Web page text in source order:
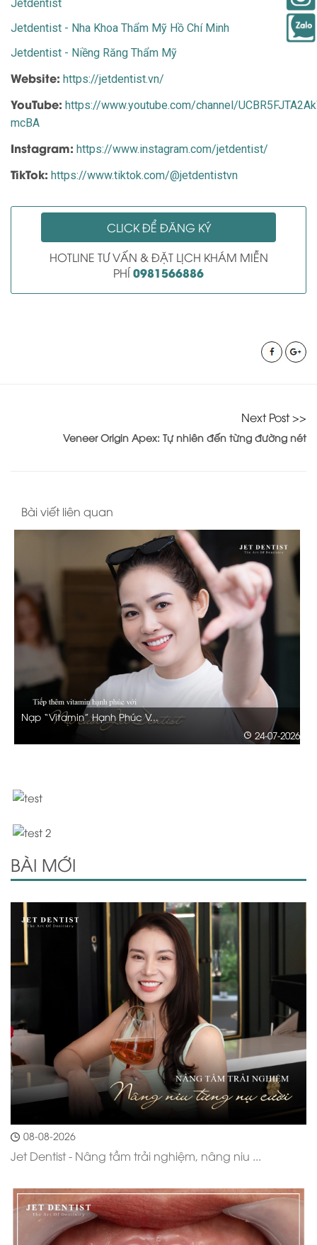
Jetdentist
Jetdentist - Nha Khoa Thẩm Mỹ Hồ Chí Minh
Jetdentist - Niềng Răng Thẩm Mỹ
Website: https://jetdentist.vn/
YouTube: https://www.youtube.com/channel/
mcBA
Instagram: https://www.instagram.com/jetdentist/
TikTok: https://www.tiktok.com/@jetdentistvn
CLICK ĐỂ ĐĂNG KÝ
HOTLINE TƯ VẤN & ĐẶT LỊCH KHÁM MIỄN
PHÍ0981566886
Next Post >>
Veneer Origin Apex: Tự nhiên đến từng đường nét
Bài viết liên quan
Nạp “Vitamin” Hạnh Phúc V...
24-07-2026
BÀI MỚI
08-08-2026
Jet Dentist - Nâng tầm trải nghiệm, nâng niu ...